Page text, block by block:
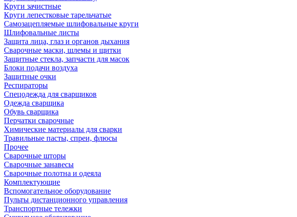
Круги зачистные
Круги лепестковые тарельчатые
Самозацепляемые шлифовальные круги
Шлифовальные листы
Защита лица, глаз и органов дыхания
Сварочные маски, шлемы и щитки
Защитные стекла, запчасти для масок
Блоки подачи воздуха
Защитные очки
Респираторы
Спецодежда для сварщиков
Одежда сварщика
Обувь сварщика
Перчатки сварочные
Химические материалы для сварки
Травильные пасты, спреи, флюсы
Прочее
Сварочные шторы
Сварочные занавесы
Сварочные полотна и одеяла
Комплектующие
Вспомогательное оборудование
Пульты дистанционного управления
Транспортные тележки